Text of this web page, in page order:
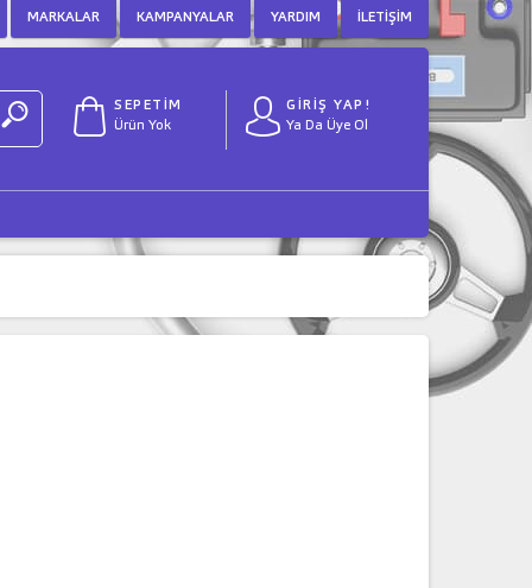
MARKALAR KAMPANYALAR YARDIM İLETIŞIM
SEPETİM
Ürün Yok
GİRİŞ YAP!
Ya Da Üye Ol